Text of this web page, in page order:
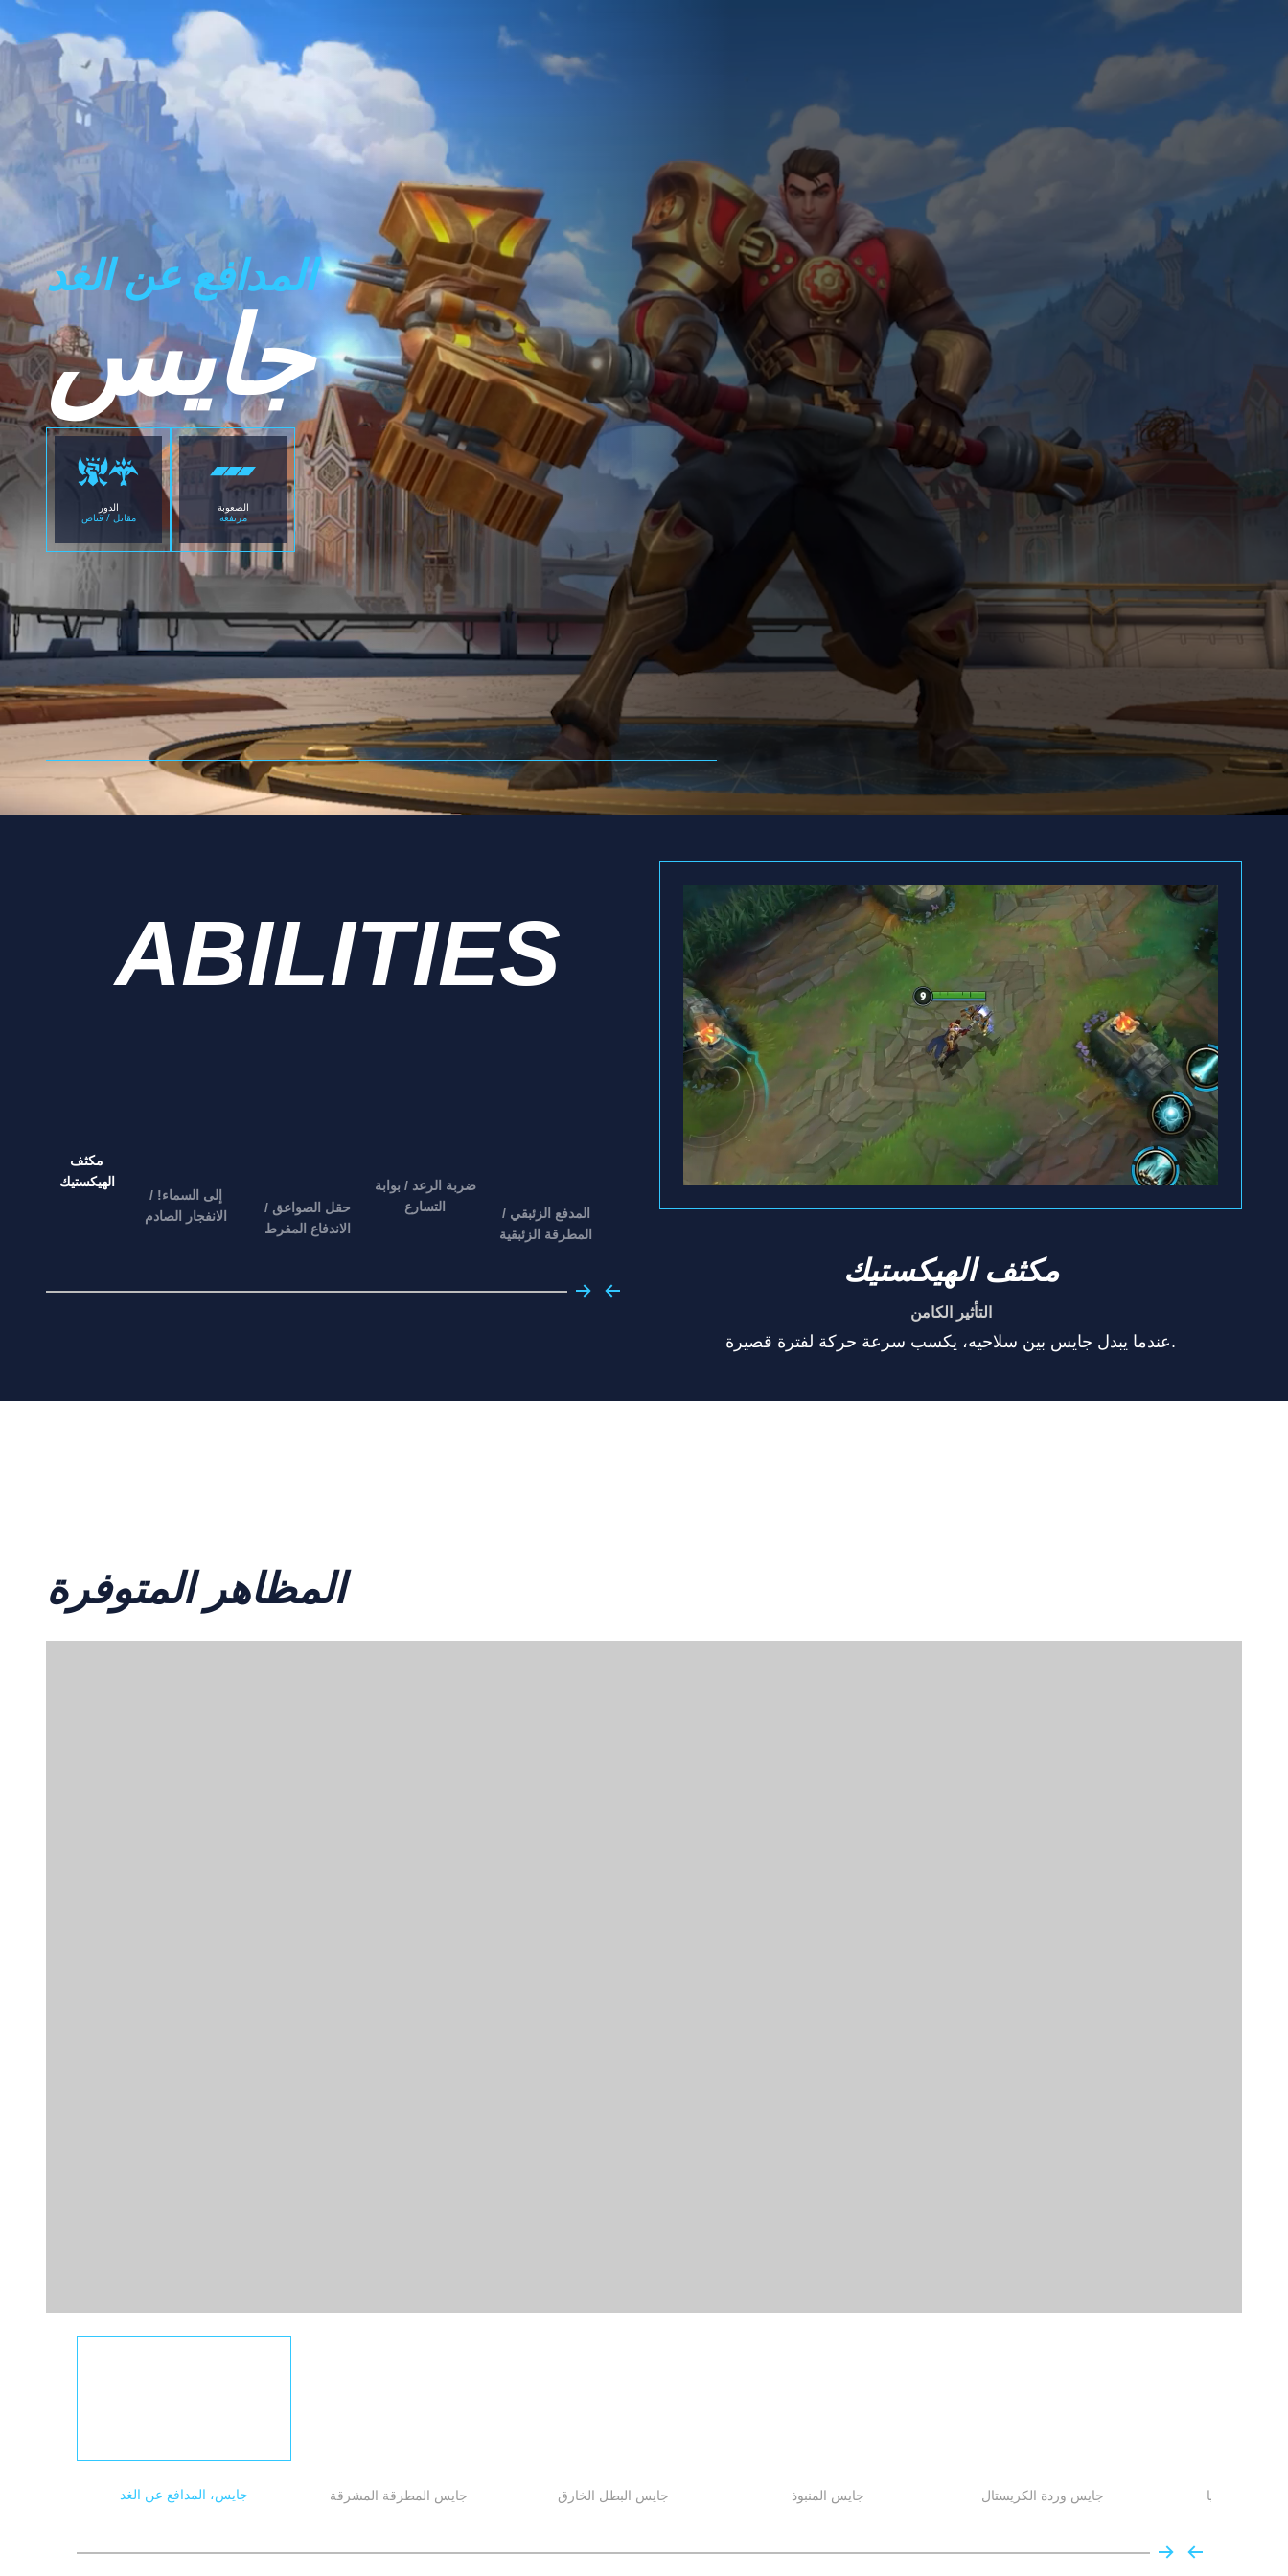
المدافع عن الغد
جايس
الدور
مقاتل / قناص
الصعوبة
مرتفعة
ABILITIES
مكثف
الهيكستيك
إلى السماء! /
الانفجار الصادم
حقل الصواعق /
الاندفاع المفرط
ضربة الرعد / بوابة
التسارع
المدفع الزئبقي /
المطرقة الزئبقية
مكثف الهيكستيك
التأثير الكامن
عندما يبدل جايس بين سلاحيه، يكسب سرعة حركة لفترة قصيرة.
المظاهر المتوفرة
جايس، المدافع عن الغد جايس المطرقة المشرقة جايس البطل الخارق جايس المنبوذ جايس وردة الكريستال باتل أكاديميا